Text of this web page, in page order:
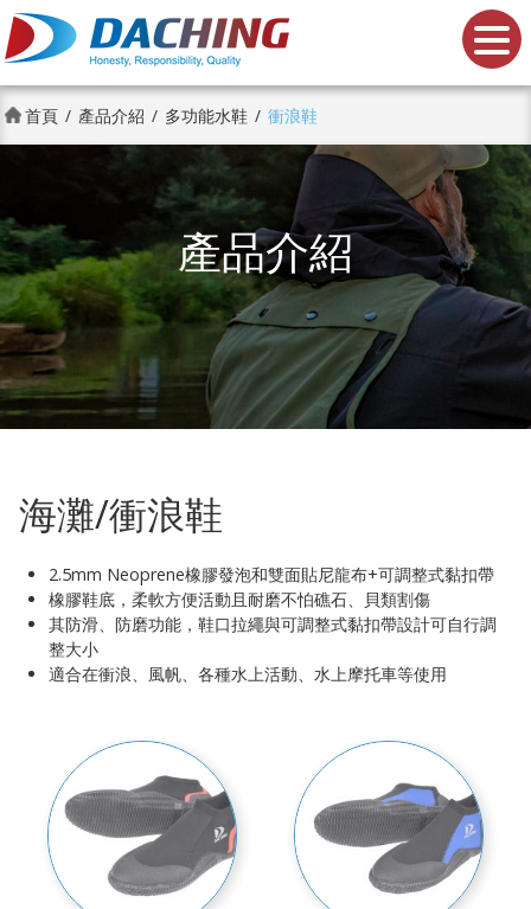
大慶鞋業股份有限公司
首頁 產品介紹 多功能水鞋 衝浪鞋
產品介紹
海灘/衝浪鞋
2.5mm Neoprene橡膠發泡和雙面貼尼龍布+可調整式黏扣帶
橡膠鞋底，柔軟方便活動且耐磨不怕礁石、貝類割傷
其防滑、防磨功能，鞋口拉繩與可調整式黏扣帶設計可自行調
整大小
適合在衝浪、風帆、各種水上活動、水上摩托車等使用